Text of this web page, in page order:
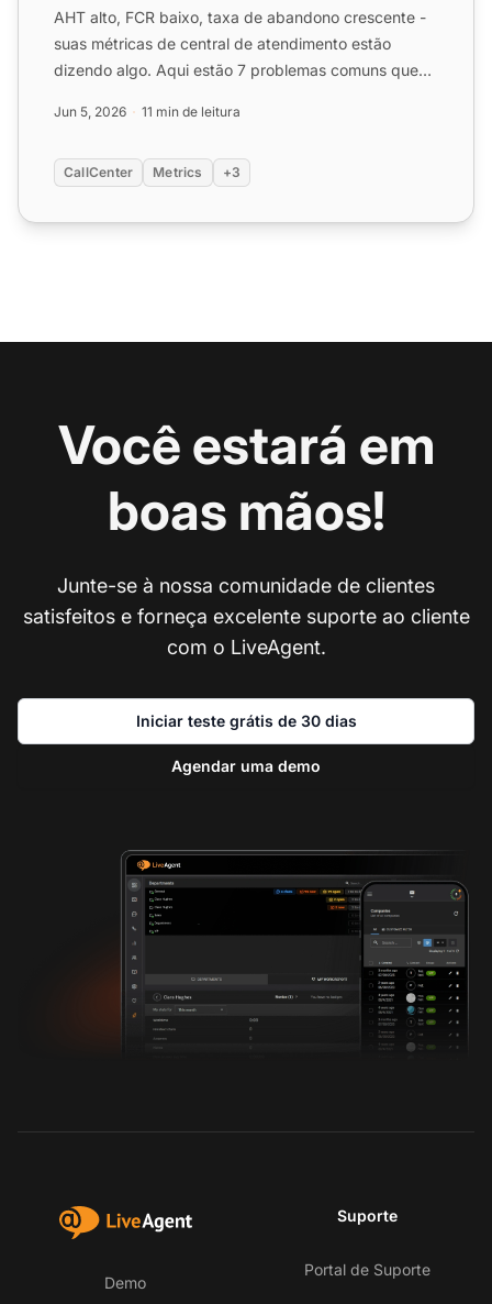
AHT alto, FCR baixo, taxa de abandono crescente -
suas métricas de central de atendimento estão
dizendo algo. Aqui estão 7 problemas comuns que
Jun 5, 2026 11 min de leitura
CallCenter Metrics +3
Você estará em
boas mãos!
Junte-se à nossa comunidade de clientes
satisfeitos e forneça excelente suporte ao cliente
com o LiveAgent.
Iniciar teste grátis de 30 dias
Agendar uma demo
Demo
Suporte
Portal de Suporte